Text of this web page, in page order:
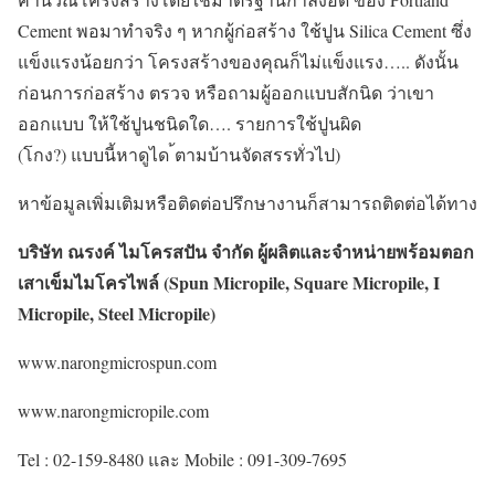
Cement พอมาทำจริง ๆ หากผู้ก่อสร้าง ใช้ปูน Silica Cement ซึ่ง
แข็งแรงน้อยกว่า โครงสร้างของคุณก็ไม่แข็งแรง….. ดังนั้น
ก่อนการก่อสร้าง ตรวจ หรือถามผู้ออกแบบสักนิด ว่าเขา
ออกแบบ ให้ใช้ปูนชนิดใด…. รายการใช้ปูนผิด
(โกง?) แบบนี้หาดูได ้ตามบ้านจัดสรรทั่วไป)
หาข้อมูลเพิ่มเติมหรือติดต่อปรึกษางานก็สามารถติดต่อได้ทาง
บริษัท ณรงค์ ไมโครสปัน จำกัด ผู้ผลิตและจำหน่ายพร้อมตอก
เสาเข็มไมโครไพล์ (Spun Micropile, Square Micropile, I
Micropile, Steel Micropile)
www.narongmicrospun.com
www.narongmicropile.com
Tel : 02-159-8480 และ Mobile : 091-309-7695